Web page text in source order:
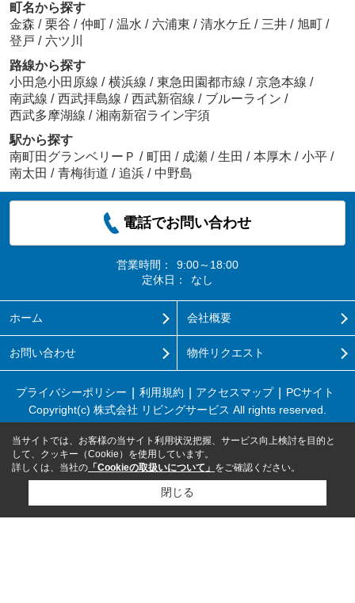
町名から探す
金森 / 栗谷 / 仲町 / 温水 / 六浦東 / 清水ケ丘 / 三井 / 旭町 /
登戸 / 六ツ川
路線から探す
小田急小田原線 / 横浜線 / 東急田園都市線 / 京急本線 /
南武線 / 西武拝島線 / 西武新宿線 / ブルーライン /
西武多摩湖線 / 湘南新宿ライン宇須
駅から探す
南町田グランベリーＰ / 町田 / 成瀬 / 生田 / 本厚木 / 小平 /
南太田 / 青梅街道 / 追浜 / 中野島
電話でお問い合わせ
営業時間：
9:00～18:00
定休日：
なし
ホーム 会社概要
お問い合わせ 物件リクエスト
プライバシーポリシー 利用規約 アクセスマップ
PCサイト
Copyright(c) 株式会社 リビングサービス All rights reserved.
当サイトでは、お客様の当サイト利用状況把握、サービス向上検討を目的と
して、クッキー（Cookie）を使用しています。
詳しくは、当社の 「Cookieの取扱いについて」 をご確認ください。
閉じる